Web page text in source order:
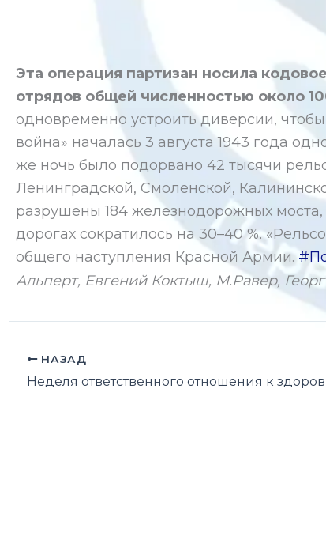
Эта операция партизан носила
отрядов общей численностью около
одновременно устроить диверсии,
война» началась 3 августа 1943 года
же ночь было подорвано 42 тысячи
Ленинградской, Смоленской,
разрушены 184 железнодорожных
дорогах сократилось на 30–40 %.
общего наступления Красной Армии.
Альперт, Евгений Коктыш, М.Равер,
НАЗАД